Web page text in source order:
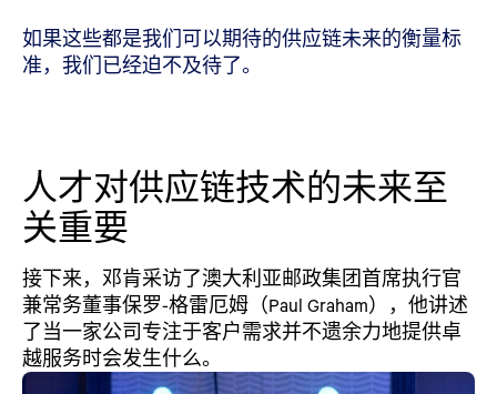
如果这些都是我们可以期待的供应链未来的衡量标
准，我们已经迫不及待了。
人才对供应链技术的未来至
关重要
接下来，邓肯采访了澳大利亚邮政集团首席执行官
兼常务董事保罗-格雷厄姆（Paul Graham），他讲述
了当一家公司专注于客户需求并不遗余力地提供卓
越服务时会发生什么。